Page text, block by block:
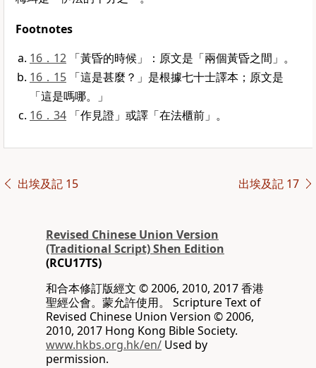
Footnotes
16．12 「黃昏的時候」：原文是「兩個黃昏之間」。
16．15 「這是甚麼？」是根據七十士譯本；原文是
「這是嗎哪。」
16．34 「作見證」或譯「在法櫃前」。
出埃及記 15 出埃及記 17
Revised Chinese Union Version
(Traditional Script) Shen Edition
(RCU17TS)
和合本修訂版經文 © 2006, 2010, 2017 香港
聖經公會。蒙允許使用。 Scripture Text of
Revised Chinese Union Version © 2006,
2010, 2017 Hong Kong Bible Society.
www.hkbs.org.hk/en/ Used by
permission.